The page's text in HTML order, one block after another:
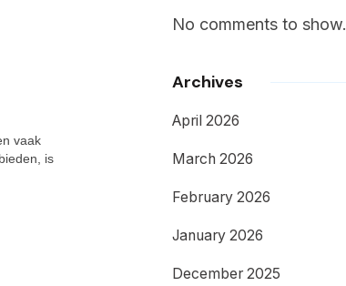
vaak
is
No comments to show.
Archives
April 2026
March 2026
February 2026
January 2026
December 2025